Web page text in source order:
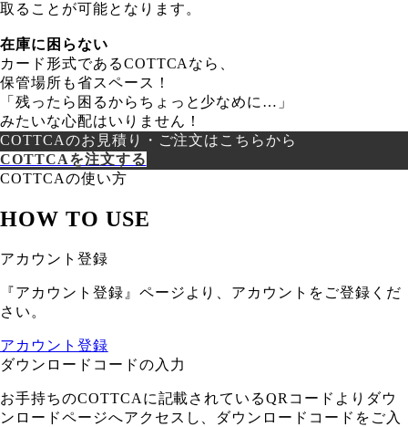
取ることが可能となります。
在庫に困らない
カード形式であるCOTTCAなら、
保管場所も省スペース！
「残ったら困るからちょっと少なめに…」
みたいな心配はいりません！
COTTCAのお見積り・ご注文はこちらから
COTTCAを注文する
COTTCAの使い方
HOW TO USE
アカウント登録
『アカウント登録』ページより、アカウントをご登録くだ
さい。
アカウント登録
ダウンロードコードの入力
お手持ちのCOTTCAに記載されているQRコードよりダウ
ンロードページへアクセスし、ダウンロードコードをご入